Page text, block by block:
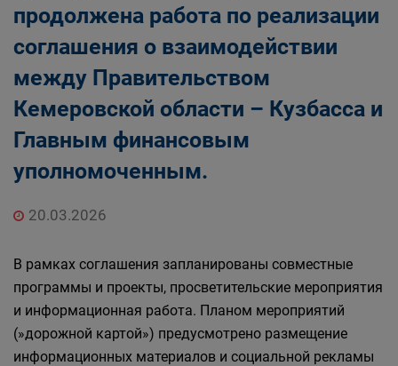
продолжена работа по реализации
соглашения о взаимодействии
между Правительством
Кемеровской области – Кузбасса и
Главным финансовым
уполномоченным.
20.03.2026
В рамках соглашения запланированы совместные
программы и проекты, просветительские мероприятия
и информационная работа. Планом мероприятий
(»дорожной картой») предусмотрено размещение
информационных материалов и социальной рекламы